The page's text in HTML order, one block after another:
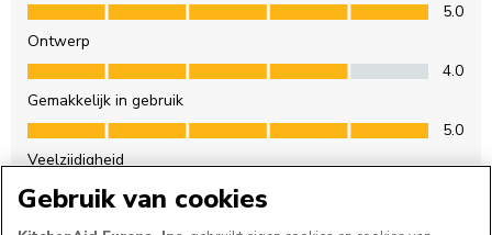
Gebruik van cookies